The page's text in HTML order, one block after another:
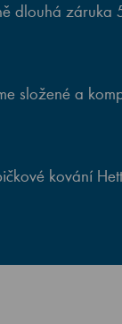
dlouhá záruka
složené a
kování